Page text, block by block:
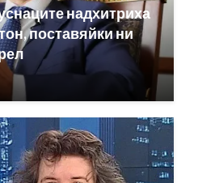
надхитриха
поставяйки ни